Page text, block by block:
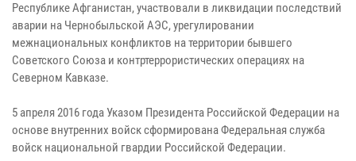
Республике Афганистан, участвовали в ликвидации последствий
аварии на Чернобыльской АЭС, урегулировании
межнациональных конфликтов на территории бывшего
Советского Союза и контртеррористических операциях на
Северном Кавказе.
5 апреля 2016 года Указом Президента Российской Федерации на
основе внутренних войск сформирована Федеральная служба
войск национальной гвардии Российской Федерации.